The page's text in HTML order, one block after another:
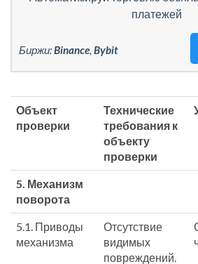
платежей
Биржи:Binance, Bybit
Объект
проверки
Технические
требования к
объекту
проверки
5. Механизм
поворота
5.1. Приводы
механизма
Отсутствие
видимых
повреждений.